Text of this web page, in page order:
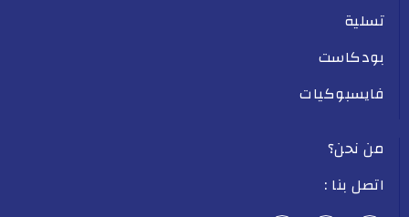
تسلية
بودكاست
فايسبوكيات
من نحن؟
اتصل بنا :